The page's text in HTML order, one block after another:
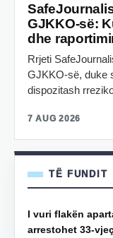
GJKKO-së:
dhe
Rrjeti
GJKKO-së, duke
dispozitash
7 AUG 2026
TË FUNDIT
I vuri flakën
arrestohet 33-